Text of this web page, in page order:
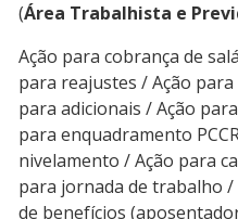
(Área Trabalhista e
Ação para cobrança de
para reajustes / Ação
para adicionais / Ação
para enquadramento
nivelamento / Ação para
para jornada de trabalho /
de benefícios